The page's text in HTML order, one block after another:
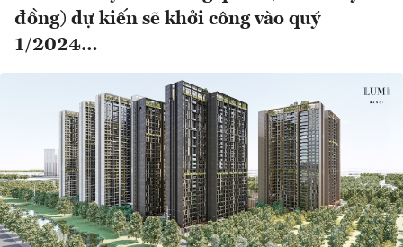
đồng) dự kiến sẽ khởi công vào quý
1/2024…